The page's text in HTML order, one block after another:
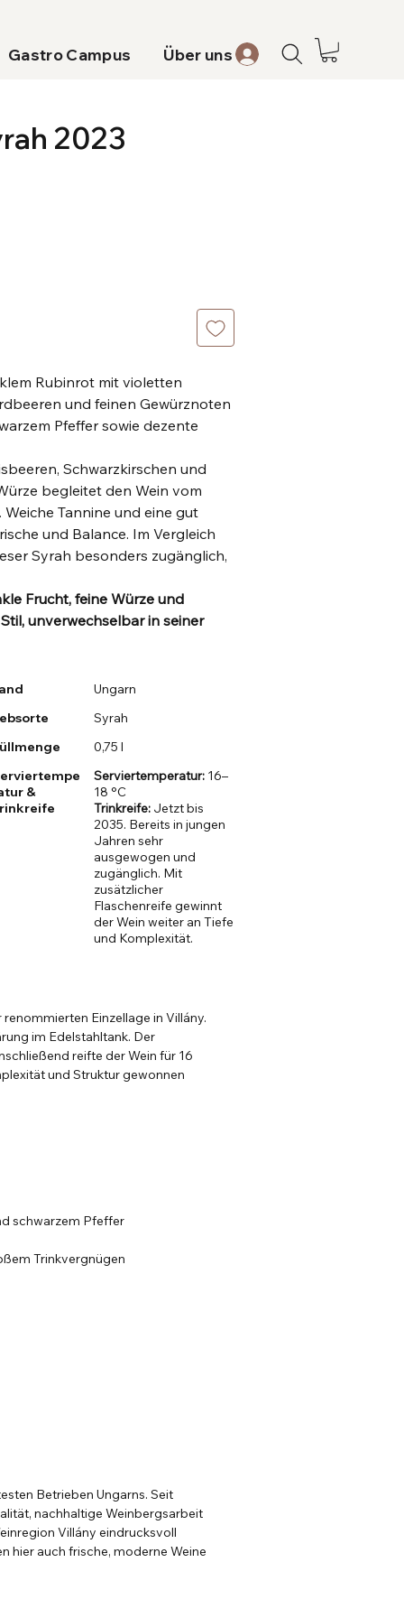
Gastro Campus Über uns
2023
Rubinrot mit violetten
und feinen Gewürznoten
Pfeffer sowie dezente
Schwarzkirschen und
begleitet den Wein vom
Tannine und eine gut
und Balance. Im Vergleich
Syrah besonders zugänglich,
Frucht, feine Würze und
unverwechselbar in seiner
Ungarn
Syrah
0,75 l
&
Serviertemperatur: 16–
18 °C
Trinkreife: Jetzt bis
2035. Bereits in jungen
Jahren sehr
ausgewogen und
zugänglich. Mit
zusätzlicher
Flaschenreife gewinnt
der Wein weiter an Tiefe
und Komplexität.
Einzellage in Villány.
im Edelstahltank. Der
reifte der Wein für 16
und Struktur gewonnen
schwarzem Pfeffer
Trinkvergnügen
Betrieben Ungarns. Seit
nachhaltige Weinbergsarbeit
Villány eindrucksvoll
hier auch frische, moderne Weine